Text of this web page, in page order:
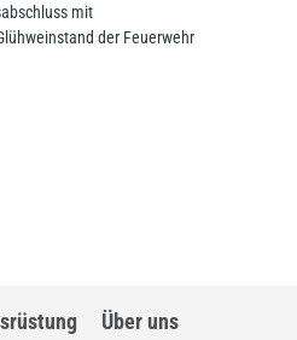
mit
der Feuerwehr
Über uns